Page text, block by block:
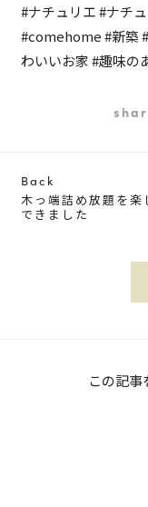
#ナチュリエ #ナチ
#comehome #新築
わいいお家 #趣味の
Back
木っ端詰め放題を楽
できました
この記